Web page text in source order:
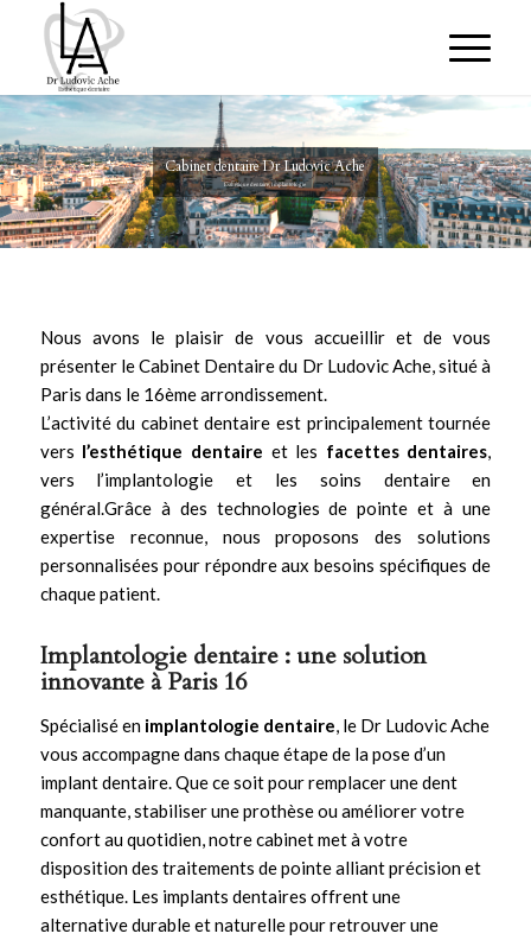
Cabinet dentaire Dr Ludovic Ache
Esthétique dentaire, Implantologie
Nous avons le plaisir de vous accueillir et de vous
présenter le Cabinet Dentaire du Dr Ludovic Ache, situé à
Paris dans le 16ème arrondissement.
L’activité du cabinet dentaire est principalement tournée
vers l’esthétique dentaire et les facettes dentaires,
vers l’implantologie et les soins dentaire en
général.Grâce à des technologies de pointe et à une
expertise reconnue, nous proposons des solutions
personnalisées pour répondre aux besoins spécifiques de
chaque patient.
Implantologie dentaire : une solution
innovante à Paris 16
Spécialisé en implantologie dentaire , le Dr Ludovic Ache
vous accompagne dans chaque étape de la pose d’un
implant dentaire. Que ce soit pour remplacer une dent
manquante, stabiliser une prothèse ou améliorer votre
confort au quotidien, notre cabinet met à votre
disposition des traitements de pointe alliant précision et
esthétique. Les implants dentaires offrent une
alternative durable et naturelle pour retrouver une